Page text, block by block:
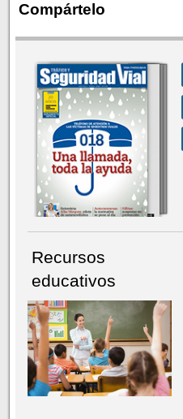
Compártelo
Recursos
educativos